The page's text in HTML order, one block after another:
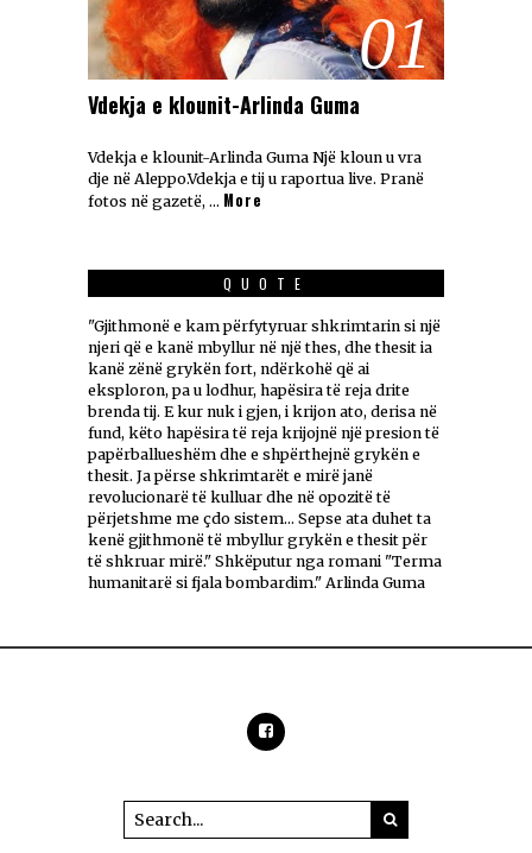
01
Vdekja e klounit-Arlinda Guma
Vdekja e klounit-Arlinda Guma Një kloun u vra
dje në Aleppo.Vdekja e tij u raportua live. Pranë
fotos në gazetë, … More
QUOTE
"Gjithmonë e kam përfytyruar shkrimtarin si një
njeri që e kanë mbyllur në një thes, dhe thesit ia
kanë zënë grykën fort, ndërkohë që ai
eksploron, pa u lodhur, hapësira të reja drite
brenda tij. E kur nuk i gjen, i krijon ato, derisa në
fund, këto hapësira të reja krijojnë një presion të
papërballueshëm dhe e shpërthejnë grykën e
thesit. Ja përse shkrimtarët e mirë janë
revolucionarë të kulluar dhe në opozitë të
përjetshme me çdo sistem... Sepse ata duhet ta
kenë gjithmonë të mbyllur grykën e thesit për
të shkruar mirë." Shkëputur nga romani "Terma
humanitarë si fjala bombardim." Arlinda Guma